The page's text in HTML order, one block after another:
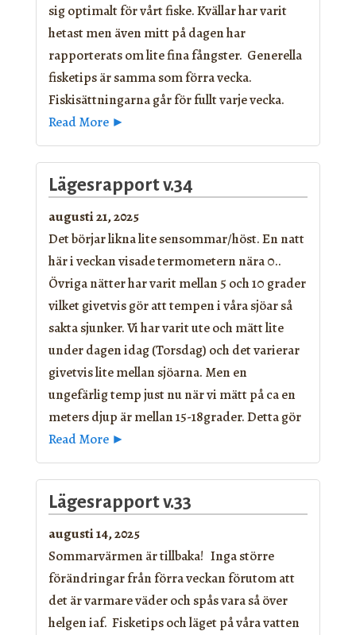
sig optimalt för vårt fiske. Kvällar har varit
hetast men även mitt på dagen har
rapporterats om lite fina fångster. Generella
fisketips är samma som förra vecka.
Fiskisättningarna går för fullt varje vecka.
Read More ►
Lägesrapport v.34
augusti 21, 2025
Det börjar likna lite sensommar/höst. En natt
här i veckan visade termometern nära 0..
Övriga nätter har varit mellan 5 och 10 grader
vilket givetvis gör att tempen i våra sjöar så
sakta sjunker. Vi har varit ute och mätt lite
under dagen idag (Torsdag) och det varierar
givetvis lite mellan sjöarna. Men en
ungefärlig temp just nu när vi mätt på ca en
meters djup är mellan 15-18grader. Detta gör
Read More ►
Lägesrapport v.33
augusti 14, 2025
Sommarvärmen är tillbaka! Inga större
förändringar från förra veckan förutom att
det är varmare väder och spås vara så över
helgen iaf. Fisketips och läget på våra vatten